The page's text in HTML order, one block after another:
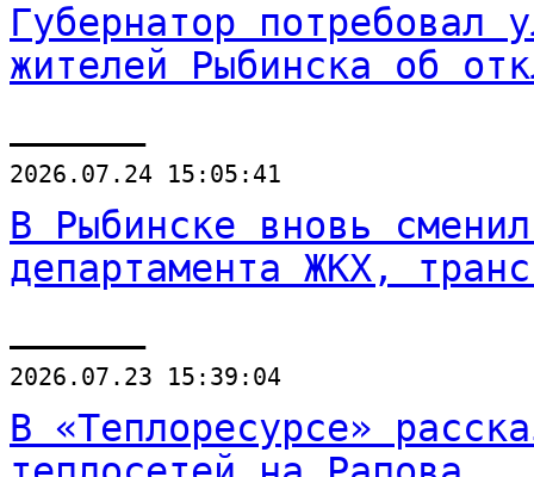
Губернатор потребовал
жителей Рыбинска об
2026.07.24 15:05:41
В Рыбинске вновь
департамента ЖКХ,
2026.07.23 15:39:04
В «Теплоресурсе»